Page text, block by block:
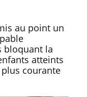
au point un
bloquant la
atteints
courante